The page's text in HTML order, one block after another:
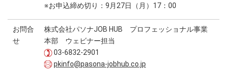
※お申込締め切り：9月27日（月）17：00
お問合
せ
株式会社パソナJOB HUB プロフェッショナル事業
本部 ウェビナー担当
03-6832-2901
pkinfo@pasona-jobhub.co.jp